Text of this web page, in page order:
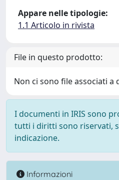
Appare nelle tipologie:
1.1 Articolo in rivista
File in questo prodotto:
Non ci sono file associati
I documenti in IRIS sono
tutti i diritti sono riservati,
indicazione.
Informazioni